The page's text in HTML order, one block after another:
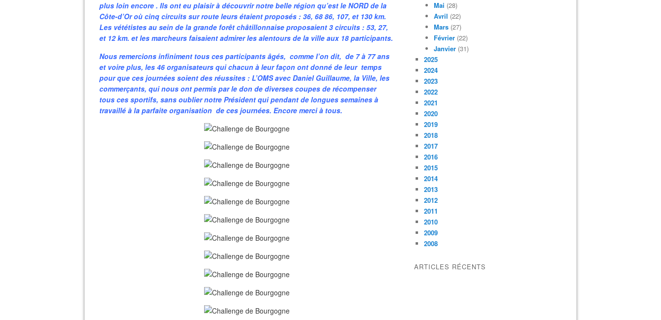
plus loin encore . Ils ont eu plaisir à découvrir notre belle région qu’est le NORD de la
Côte-d’Or où cinq circuits sur route leurs étaient proposés : 36, 68 86, 107, et 130 km.
Les vététistes au sein de la grande forêt châtillonnaise proposaient 3 circuits : 53, 27,
et 12 km. et les marcheurs faisaient admirer les alentours de la ville aux 18 participants.
Nous remercions infiniment tous ces participants âgés, comme l’on dit, de 7 à 77 ans
et voire plus, les 46 organisateurs qui chacun à leur façon ont donné de leur temps
pour que ces journées soient des réussites : L’OMS avec Daniel Guillaume, la Ville, les
commerçants, qui nous ont permis par le don de diverses coupes de récompenser
tous ces sportifs, sans oublier notre Président qui pendant de longues semaines à
travaillé à la parfaite organisation de ces journées. Encore merci à tous.
Mai (28)
Avril (22)
Mars (27)
Février (22)
Janvier (31)
2025
2024
2023
2022
2021
2020
2019
2018
2017
2016
2015
2014
2013
2012
2011
2010
2009
2008
ARTICLES RÉCENTS